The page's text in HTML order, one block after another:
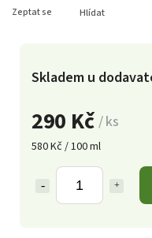
290 Kč / ks
580 Kč / 100 ml
Skladem u
Zeptat se Hlídat